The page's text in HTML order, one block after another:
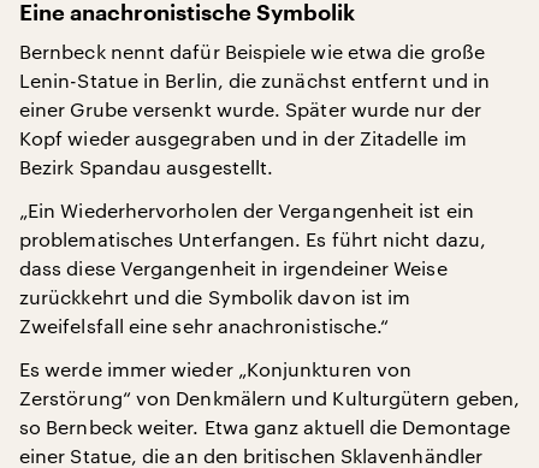
Eine anachronistische Symbolik
Bernbeck nennt dafür Beispiele wie etwa die große
Lenin-Statue in Berlin, die zunächst entfernt und in
einer Grube versenkt wurde. Später wurde nur der
Kopf wieder ausgegraben und in der Zitadelle im
Bezirk Spandau ausgestellt.
„Ein Wiederhervorholen der Vergangenheit ist ein
problematisches Unterfangen. Es führt nicht dazu,
dass diese Vergangenheit in irgendeiner Weise
zurückkehrt und die Symbolik davon ist im
Zweifelsfall eine sehr anachronistische.“
Es werde immer wieder „Konjunkturen von
Zerstörung“ von Denkmälern und Kulturgütern geben,
so Bernbeck weiter. Etwa ganz aktuell die Demontage
einer Statue, die an den britischen Sklavenhändler